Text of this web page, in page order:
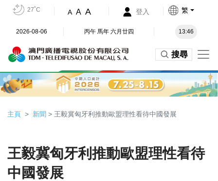
27˚C A A A 登入 繁
2026-08-06 丙午 馬年 六月廿四 13:46
搜尋
主頁 新聞 > 王毅冀匈牙利推動歐盟理性看待中國發展
王毅冀匈牙利推動歐盟理性看待
中國發展